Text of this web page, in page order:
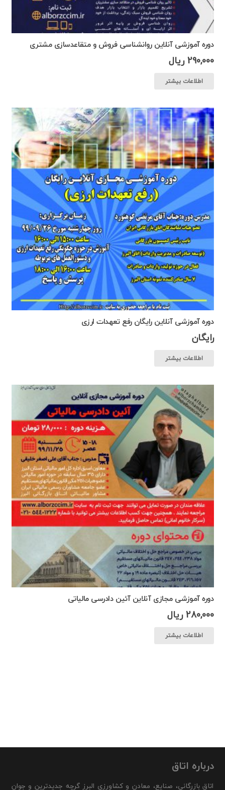
دوره آموزشی آنلاین روانشناسی فروش و متقاعدسازی مشتری
290,000 ریال
اطلاعات بیشتر
دوره آموزشی آنلاین رایگان رفع تعهدات ارزی
رایگان
اطلاعات بیشتر
دوره آموزشی مجازی آنلاین آئین دادرسی مالیاتی
280,000 ریال
اطلاعات بیشتر
درباره اتاق
اتاق بازرگانی، صنایع، معادن و کشاورزی البرز گرچه جدیدترین و جوان